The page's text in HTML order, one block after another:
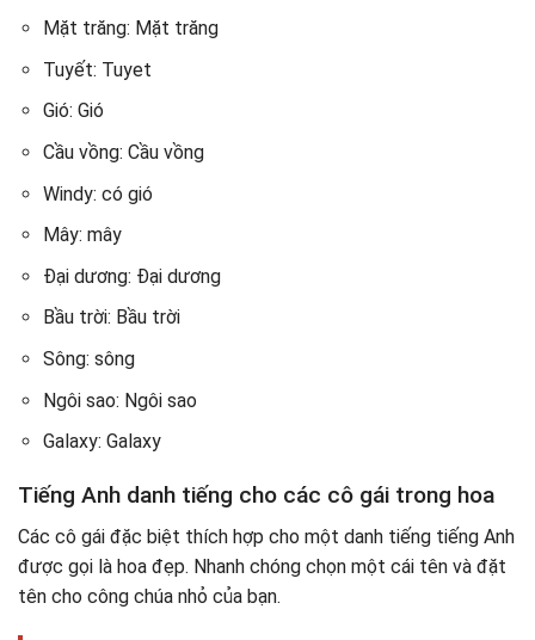
Mặt trăng: Mặt trăng
Tuyết: Tuyet
Gió: Gió
Cầu vồng: Cầu vồng
Windy: có gió
Mây: mây
Đại dương: Đại dương
Bầu trời: Bầu trời
Sông: sông
Ngôi sao: Ngôi sao
Galaxy: Galaxy
Tiếng Anh danh tiếng cho các cô gái trong hoa
Các cô gái đặc biệt thích hợp cho một danh tiếng tiếng Anh
được gọi là hoa đẹp. Nhanh chóng chọn một cái tên và đặt
tên cho công chúa nhỏ của bạn.